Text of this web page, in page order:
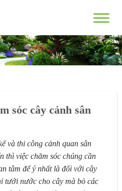
sóc cây cảnh sân
và thi công cảnh quan sân
thì việc chăm sóc chúng cần
tâm để ý nhất là đối với cây
tưới nước cho cây mà bỏ các